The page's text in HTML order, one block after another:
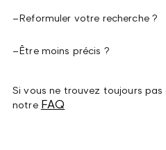
–Reformuler votre recherche ?
–Être moins précis ?
Si vous ne trouvez toujours
notre FAQ